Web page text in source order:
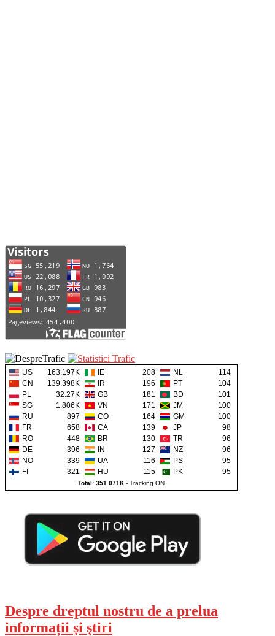
US 163.197K IE 208 NL
114
CN
139.398K IR 196 PT
104
PL
32.27K GB 181 BD
101
SG
1.806K VN 171 JM
100
RU
897 CO 164 GM
100
FR
658 CA 139 JP
98
RO
448 BR 130 TR
96
DE
396 IN 127 NZ
96
NO
339 UA 116 PS
95
FI
321 HU 115 PK 95
Total: 351.071K - Tracking ON
Despre dreptul nostru de a prelua
informații şi ştiri